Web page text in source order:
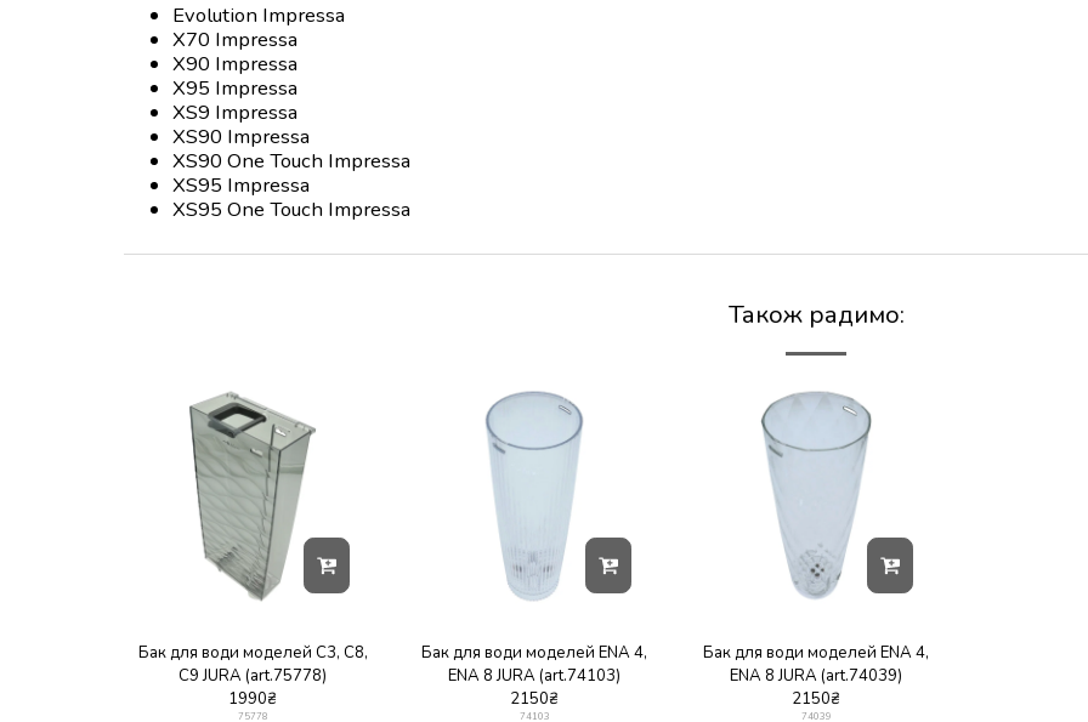
Evolution Impressa
X70 Impressa
X90 Impressa
X95 Impressa
XS9 Impressa
XS90 Impressa
XS90 One Touch Impressa
XS95 Impressa
XS95 One Touch Impressa
Також радимо:
Бак для води моделей C3, C8,
C9 JURA (art.75778)
1990₴
75778
Бак для води моделей ENA 4,
ENA 8 JURA (art.74103)
2150₴
74103
Бак для води моделей ENA 4,
ENA 8 JURA (art.74039)
2150₴
74039